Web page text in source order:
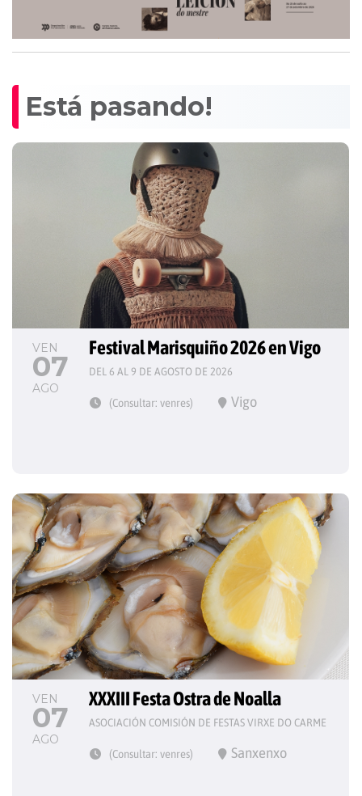
Está pasando!
VEN
07
AGO
Festival Marisquiño 2026 en Vigo
DEL 6 AL 9 DE AGOSTO DE 2026
(Consultar: venres) Vigo
VEN
07
AGO
XXXIII Festa Ostra de Noalla
ASOCIACIÓN COMISIÓN DE FESTAS VIRXE DO CARME
(Consultar: venres) Sanxenxo